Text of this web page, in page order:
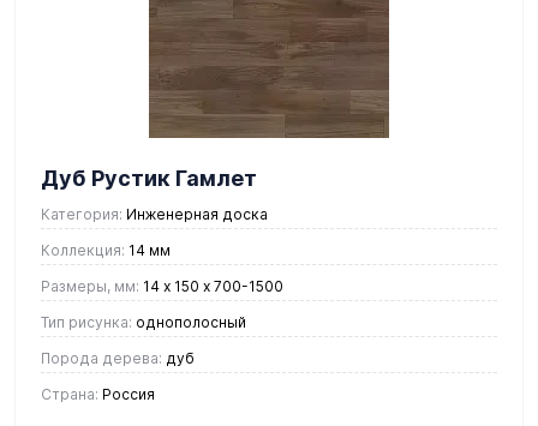
Дуб Рустик Гамлет
Категория: Инженерная доска
Коллекция: 14 мм
Размеры, мм: 14 х 150 х 700-1500
Тип рисунка: однополосный
Порода дерева: дуб
Страна: Россия